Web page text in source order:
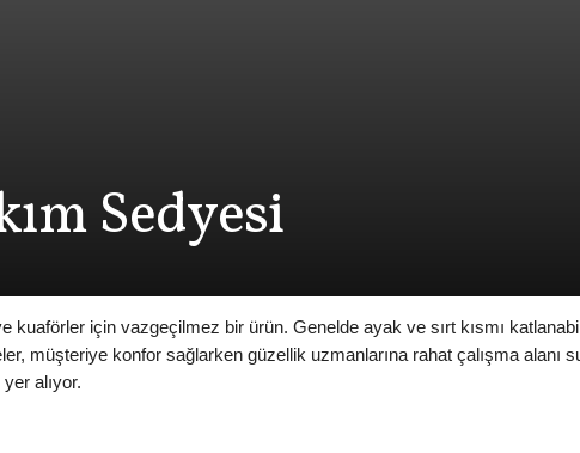
Sedyesi
kuaförler için vazgeçilmez bir ürün. Genelde ayak ve sırt kısmı
müşteriye konfor sağlarken güzellik uzmanlarına rahat çalışma alanı
alıyor.